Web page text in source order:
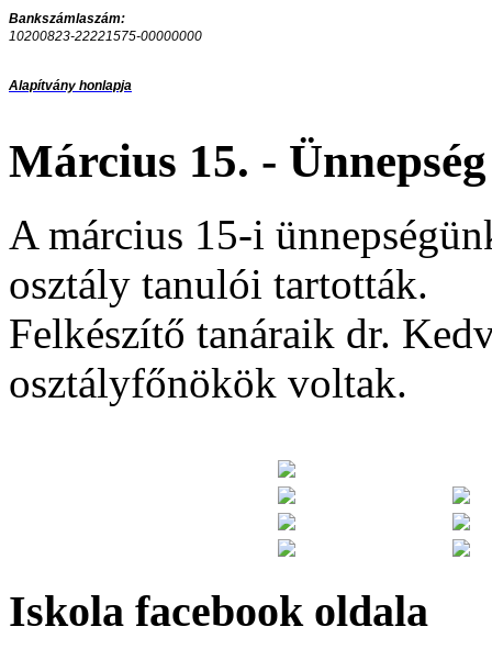
Bankszámlaszám:
10200823-22221575-00000000
Alapítvány honlapja
Március 15. - Ünnepség
A március 15-i
osztály tanulói tartották.
Felkészítő tanáraik dr.
osztályfőnökök voltak.
Iskola facebook oldala